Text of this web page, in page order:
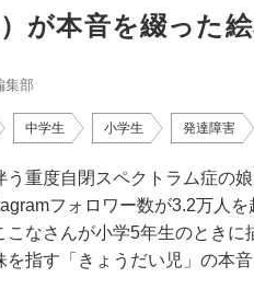
が本音を綴った
集部
中学生 小学生 発達障害
う重度自閉スペクトラム症の
フォロワー数が3.2万人
こなさんが小学5年生のとき
を指す「きょうだい児」の本